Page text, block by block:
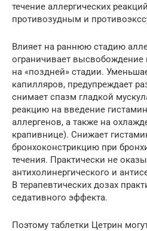
течение аллергических
противозудным и
Влияет на раннюю стадию
ограничивает
на «поздней» стадии.
капилляров, предупреждает
снимает спазм гладкой
реакцию на введение
аллергенов, а также на
крапивнице). Снижает
бронхоконстрикцию при
течения. Практически не
антихолинергического и
В терапевтических дозах
седативного эффекта.
Поэтому таблетки Цетрин